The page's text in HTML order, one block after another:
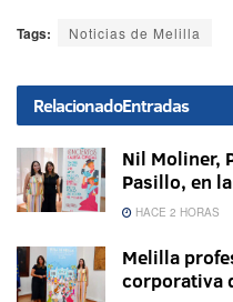
Tags: Noticias de Melilla
RelacionadoEntradas
Nil Moliner,
Pasillo, en
HACE 2 HORAS
Melilla
corporativa